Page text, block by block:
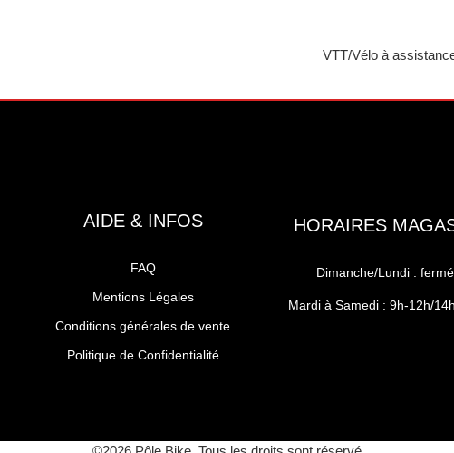
VTT/Vélo à
AIDE & INFOS
FAQ
Mentions Légales
Conditions générales de vente
Politique de Confidentialité
HORAIRES
Dimanche/Lundi : fermé
Mardi à Samedi : 9h-12h/